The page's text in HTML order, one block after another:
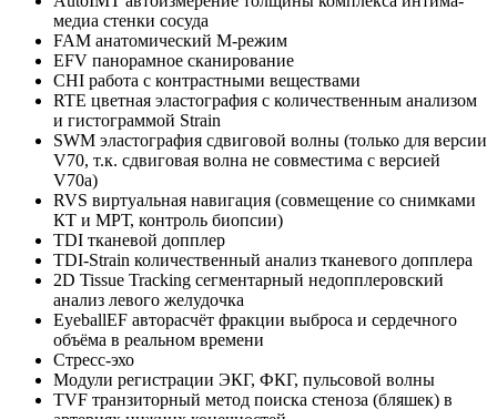
медиа стенки сосуда
FAM анатомический М-режим
EFV панорамное сканирование
CHI работа с контрастными веществами
RTE цветная эластография с количественным анализом
и гистограммой Strain
SWM эластография сдвиговой волны (только для версии
V70, т.к. сдвиговая волна не совместима с версией
V70a)
RVS виртуальная навигация (совмещение со снимками
КТ и МРТ, контроль биопсии)
TDI тканевой допплер
TDI-Strain количественный анализ тканевого допплера
2D Tissue Tracking сегментарный недопплеровский
анализ левого желудочка
EyeballEF авторасчёт фракции выброса и сердечного
объёма в реальном времени
Стресс-эхо
Модули регистрации ЭКГ, ФКГ, пульсовой волны
TVF транзиторный метод поиска стеноза (бляшек) в